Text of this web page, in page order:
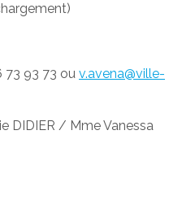
73 93 73 ou v.avena@ville-
DIDIER / Mme Vanessa